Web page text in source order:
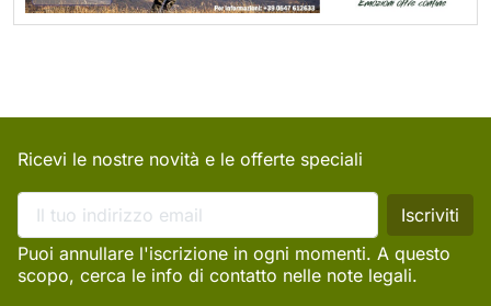
Ricevi le nostre novità e le offerte speciali
Puoi annullare l'iscrizione in ogni momenti. A questo
scopo, cerca le info di contatto nelle note legali.